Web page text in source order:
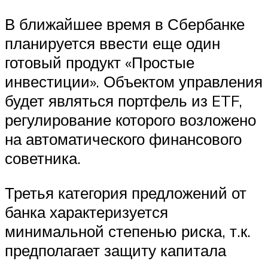
В ближайшее время в Сбербанке
планируется ввести еще один
готовый продукт «Простые
инвестиции». Объектом управления
будет являться портфель из ETF,
регулирование которого возложено
на автоматического финансового
советника.
Третья категория предложений от
банка характеризуется
минимальной степенью риска, т.к.
предполагает защиту капитала